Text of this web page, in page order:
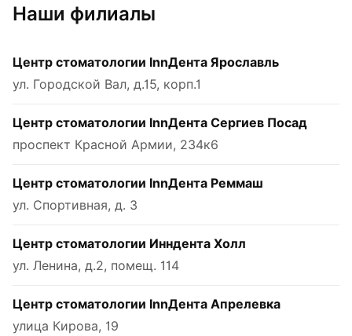
Наши филиалы
Центр стоматологии InnДента Ярославль
ул. Городской Вал, д.15, корп.1
Центр стоматологии InnДента Сергиев Посад
проспект Красной Армии, 234к6
Центр стоматологии InnДента Реммаш
ул. Спортивная, д. 3
Центр стоматологии Инндента Холл
ул. Ленина, д.2, помещ. 114
Центр стоматологии InnДента Апрелевка
улица Кирова, 19